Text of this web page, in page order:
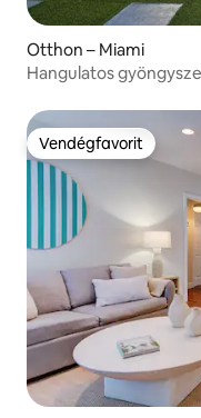
Otthon – Miami
Hangulatos
Vendégfavorit
Vendégfavorit